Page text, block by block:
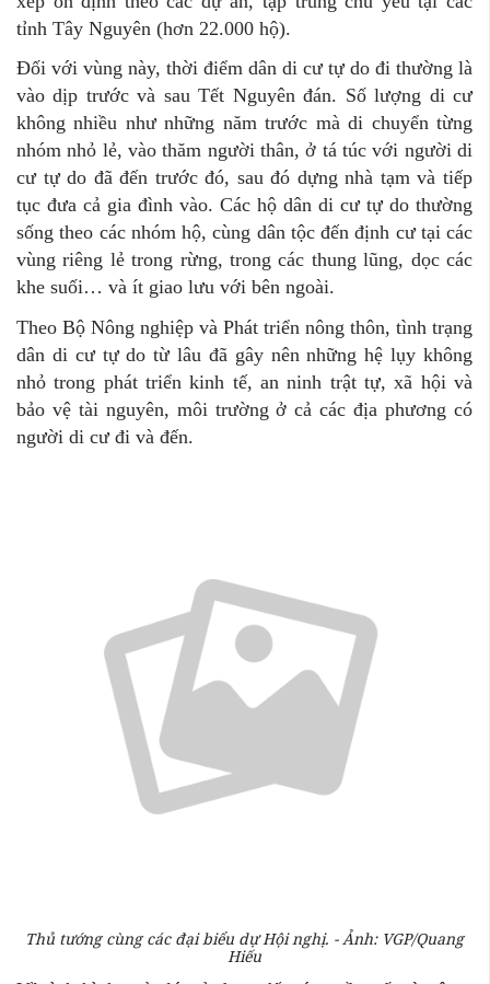
tỉnh Tây Nguyên (hơn 22.000 hộ).
Đối với vùng này, thời điểm dân di cư tự do đi thường là
vào dịp trước và sau Tết Nguyên đán. Số lượng di cư
không nhiều như những năm trước mà di chuyển từng
nhóm nhỏ lẻ, vào thăm người thân, ở tá túc với người di
cư tự do đã đến trước đó, sau đó dựng nhà tạm và tiếp
tục đưa cả gia đình vào. Các hộ dân di cư tự do thường
sống theo các nhóm hộ, cùng dân tộc đến định cư tại các
vùng riêng lẻ trong rừng, trong các thung lũng, dọc các
khe suối… và ít giao lưu với bên ngoài.
Theo Bộ Nông nghiệp và Phát triển nông thôn, tình trạng
dân di cư tự do từ lâu đã gây nên những hệ lụy không
nhỏ trong phát triển kinh tế, an ninh trật tự, xã hội và
bảo vệ tài nguyên, môi trường ở cả các địa phương có
người di cư đi và đến.
Thủ tướng cùng các đại biểu dự Hội nghị. - Ảnh: VGP/Quang
Hiếu